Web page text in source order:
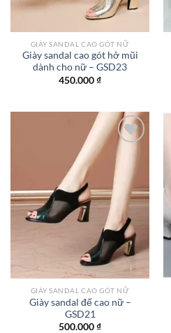
GIÀY SANDAL CAO GÓT NỮ
Giày sandal cao gót hở mũi
dành cho nữ – GSD23
450.000₫
Add to
wishlist
GIÀY SANDAL CAO GÓT NỮ
Giày sandal đế cao nữ –
GSD21
500.000₫